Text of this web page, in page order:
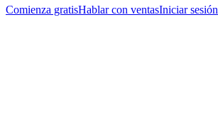
Comienza gratisHablar con ventasIniciar sesión